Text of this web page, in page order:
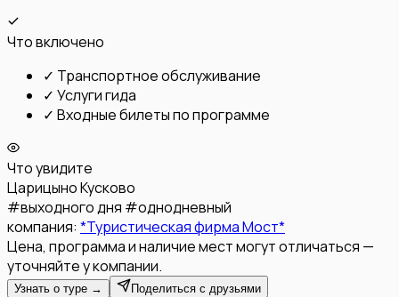
Что включено
✓ Транспортное обслуживание
✓ Услуги гида
✓ Входные билеты по программе
Что увидите
ЦарицыноКусково
#выходного дня #однодневный
компания: *Туристическая фирма Мост*
Цена, программа и наличие мест могут отличаться —
уточняйте у компании.
Узнать о туре → Поделиться с друзьями